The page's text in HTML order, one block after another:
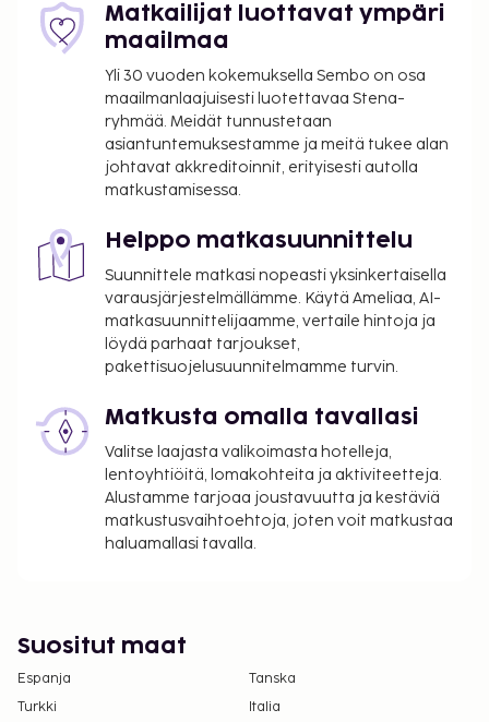
alle 17 vuotta vanhoilta lapsilta.
Tässä on mainittu kaikki majoituspaikan meille
ilmoittamat maksut.
Maksu buffetaamiaisesta: noin 23 EUR per
henkilö
Kattamaton omatoiminen pysäköinti: 32 EUR
Aikainen sisäänkirjautuminen (riippuu
saatavuudesta): 15 EUR
Myöhäinen uloskirjautuminen on saatavilla
lisämaksusta (saatavuuden mukaan)
Yllä oleva luettelo ei ehkä kata kaikkea. Maksut ja
saattavat muuttua.
Kansallisten määräysten vuoksi käteismaksut
eivät voi ylittää 1000 EUR:n suuruista summaa
tässä majoituspaikassa. Saat lisätietoja asiasta
ottamalla yhteyttä majoituspaikkaan
varausvahvistuksessa olevien tietojen avulla.
yhdistettäviä/vierekkäisiä huoneita, joiden
saatavuus on rajoitettua. Niitä voi pyytää
ottamalla yhteyttä majoituspaikkaan.
Matkailijat luottavat ympäri
maailmaa
Yli 30 vuoden kokemuksella Sembo on osa
maailmanlaajuisesti luotettavaa Stena-
ryhmää. Meidät tunnustetaan
asiantuntemuksestamme ja meitä tukee alan
johtavat akkreditoinnit, erityisesti autolla
matkustamisessa.
Helppo matkasuunnittelu
Suunnittele matkasi nopeasti yksinkertaisella
varausjärjestelmällämme. Käytä Ameliaa, AI-
matkasuunnittelijaamme, vertaile hintoja ja
löydä parhaat tarjoukset,
pakettisuojelusuunnitelmamme turvin.
Matkusta omalla tavallasi
Valitse laajasta valikoimasta hotelleja,
lentoyhtiöitä, lomakohteita ja aktiviteetteja.
Alustamme tarjoaa joustavuutta ja kestäviä
matkustusvaihtoehtoja, joten voit matkustaa
haluamallasi tavalla.
Suositut maat
Espanja
Tanska
Turkki
Italia